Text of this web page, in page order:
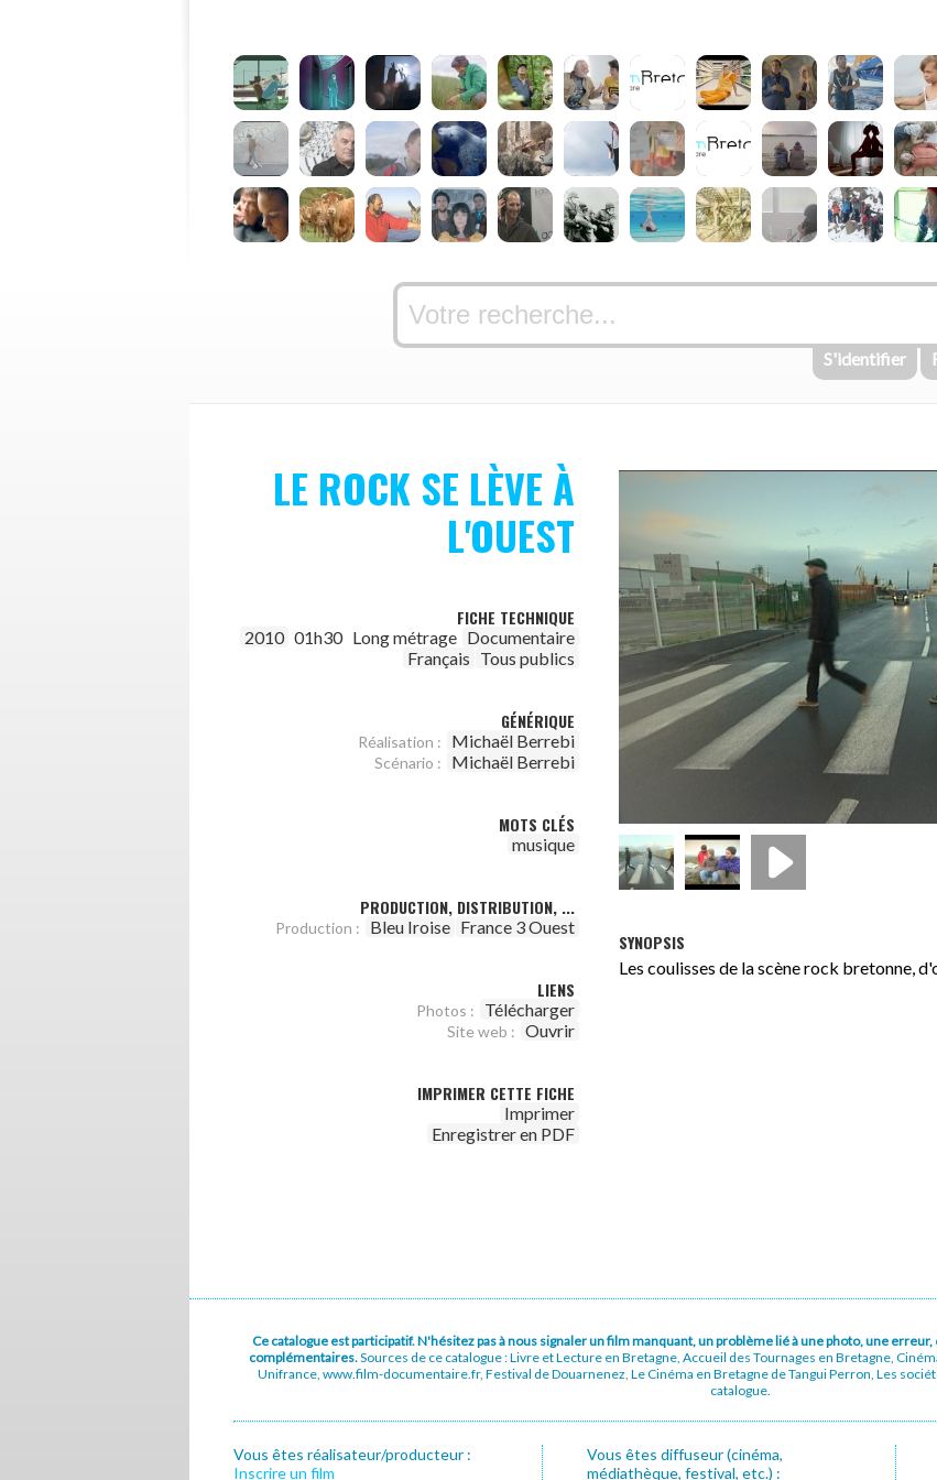
S'identifier
LE ROCK SE LÈVE À
L'OUEST
FICHE TECHNIQUE
2010 01h30 Long métrage Documentaire
Français Tous publics
GÉNÉRIQUE
Réalisation : Michaël Berrebi
Scénario : Michaël Berrebi
MOTS CLÉS
musique
PRODUCTION, DISTRIBUTION, ...
Production : Bleu Iroise France 3 Ouest
LIENS
Photos : Télécharger
Site web : Ouvrir
IMPRIMER CETTE FICHE
Imprimer
Enregistrer en PDF
SYNOPSIS
Les coulisses de la scène rock bretonne,
Ce catalogue est participatif. N'hésitez pas à nous signaler un film manquant, un problème lié à une photo, une
complémentaires.Sources de ce catalogue : Livre et Lecture en Bretagne, Accueil des Tournages en Bretagne,
Unifrance, www.film-documentaire.fr, Festival de Douarnenez, Le Cinéma en Bretagne de Tangui Perron, Les
catalogue.
Vous êtes réalisateur/producteur :
Inscrire un film
Vous êtes diffuseur (cinéma,
médiathèque, festival, etc.) :